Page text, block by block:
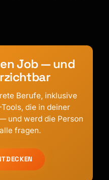
Job — und
Berufe, inklusive
die in deiner
und werd die Person
fragen.